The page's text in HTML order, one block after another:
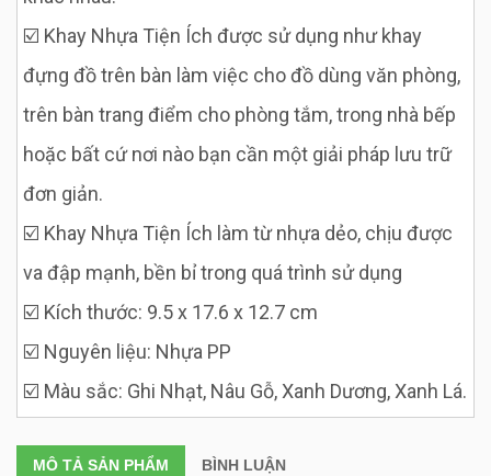
☑️ Khay Nhựa Tiện Ích được sử dụng như khay
đựng đồ trên bàn làm việc cho đồ dùng văn phòng,
trên bàn trang điểm cho phòng tắm, trong nhà bếp
hoặc bất cứ nơi nào bạn cần một giải pháp lưu trữ
đơn giản.
☑️ Khay Nhựa Tiện Ích làm từ nhựa dẻo, chịu được
va đập mạnh, bền bỉ trong quá trình sử dụng
☑️ Kích thước: 9.5 x 17.6 x 12.7 cm
☑️ Nguyên liệu: Nhựa PP
☑️ Màu sắc: Ghi Nhạt, Nâu Gỗ, Xanh Dương, Xanh Lá.
MÔ TẢ SẢN PHẨM BÌNH LUẬN